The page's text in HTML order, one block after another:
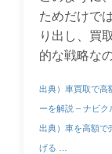
ためだけで
り出し、買
的な戦略な
出典）車買取で高
ーを解説 – ナビク
出典）車を高額で
げる …